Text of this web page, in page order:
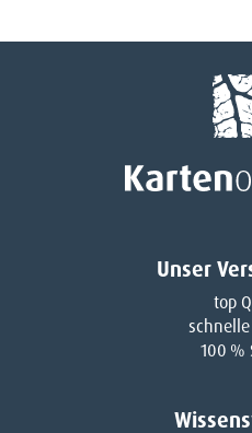
Unser
top
100 %